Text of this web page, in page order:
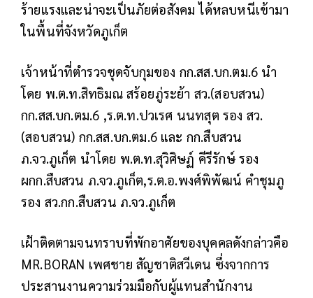
ร้ายแรงและน่าจะเป็นภัยต่อสังคม ได้หลบหนีเข้ามา
ในพื้นที่จังหวัดภูเก็ต
เจ้าหน้าที่ตำรวจชุดจับกุมของ กก.สส.บก.ตม.6 นำ
โดย พ.ต.ท.สิทธิมณ สร้อยภู่ระย้า สว.(สอบสวน)
กก.สส.บก.ตม.6 ,ร.ต.ท.ปวเรศ นนทสุต รอง สว.
(สอบสวน) กก.สส.บก.ตม.6 และ กก.สืบสวน
ภ.จว.ภูเก็ต นำโดย พ.ต.ท.สุวิศิษฏ์ คีรีรักษ์ รอง
ผกก.สืบสวน ภ.จว.ภูเก็ต,ร.ต.อ.พงศ์พิพัฒน์ คำชุมภู
รอง สว.กก.สืบสวน ภ.จว.ภูเก็ต
เฝ้าติดตามจนทราบที่พักอาศัยของบุคคลดังกล่าวคือ
MR.BORAN เพศชาย สัญชาติสวีเดน ซึ่งจากการ
ประสานงานความร่วมมือกับผู้แทนสำนักงาน